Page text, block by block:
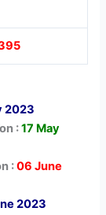
2023
:17 May
:06 June
2023